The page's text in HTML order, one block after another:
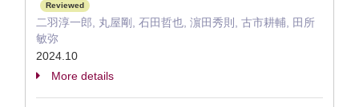
Reviewed
二羽淳一郎, 丸屋剛, 石田哲也, 濵田秀則, 古市耕輔, 田所
敏弥
2024.10
More details